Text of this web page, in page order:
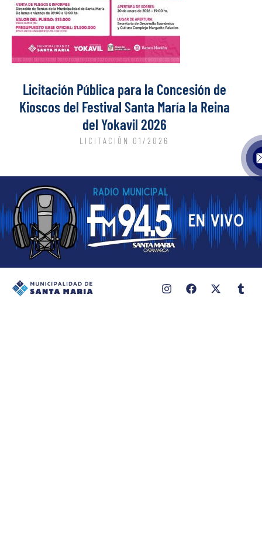
Licitación Pública para la Concesión de
Kioscos del Festival Santa María la Reina
del Yokavil 2026
LICITACIÓN 01/2026